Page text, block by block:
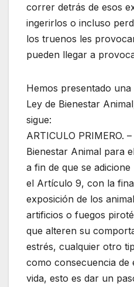
correr detrás de esos
ingerirlos o incluso
los truenos les
pueden llegar a
Hemos presentado
Ley de Bienestar
sigue:
ARTICULO PRIMERO.
Bienestar Animal para
a fin de que se
el Artículo 9, con la
exposición de los
artificios o fuegos
que alteren su
estrés, cualquier otro
como consecuencia de
vida, esto es dar un